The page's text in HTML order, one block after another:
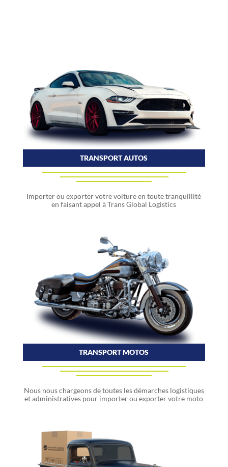
TRANSPORT AUTOS
Importer ou exporter votre voiture en toute tranquillité
en faisant appel à Trans Global Logistics
TRANSPORT MOTOS
Nous nous chargeons de toutes les démarches logistiques
et administratives pour importer ou exporter votre moto